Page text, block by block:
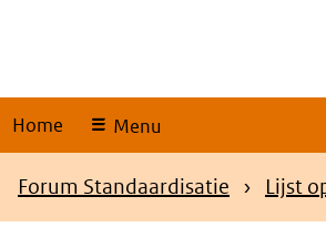
Home Menu
Kruimelpad
Forum Standaardisatie Lijst